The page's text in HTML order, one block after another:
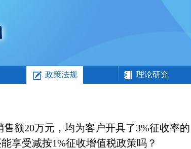
政策法规 理论研究
额20万元，均为客户开具了3%征收率的
享受减按1%征收增值税政策吗？